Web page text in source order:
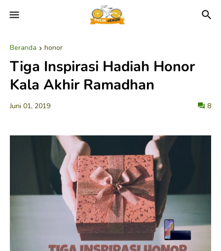
Beranda honor
Tiga Inspirasi Hadiah Honor
Kala Akhir Ramadhan
Juni 01, 2019 8